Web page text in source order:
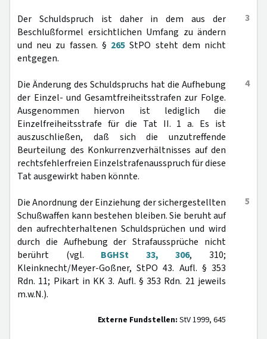
3
Der Schuldspruch ist daher in dem aus der
Beschlußformel ersichtlichen Umfang zu ändern
und neu zu fassen. § 265 StPO steht dem nicht
entgegen.
4
Die Änderung des Schuldspruchs hat die Aufhebung
der Einzel- und Gesamtfreiheitsstrafen zur Folge.
Ausgenommen hiervon ist lediglich die
Einzelfreiheitsstrafe für die Tat II. 1 a. Es ist
auszuschließen, daß sich die unzutreffende
Beurteilung des Konkurrenzverhältnisses auf den
rechtsfehlerfreien Einzelstrafenausspruch für diese
Tat ausgewirkt haben könnte.
5
Die Anordnung der Einziehung der sichergestellten
Schußwaffen kann bestehen bleiben. Sie beruht auf
den aufrechterhaltenen Schuldsprüchen und wird
durch die Aufhebung der Strafaussprüche nicht
berührt (vgl. BGHSt 33, 306, 310;
Kleinknecht/Meyer-Goßner, StPO 43. Aufl. § 353
Rdn. 11; Pikart in KK 3. Aufl. § 353 Rdn. 21 jeweils
m.w.N.).
Externe Fundstellen: StV 1999, 645